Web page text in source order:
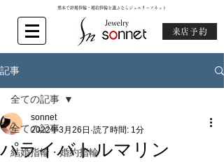
熊本で結婚指輪・婚約指輪を選ぶならジュエリーソネット
来店予約
記事
全ての記事
結婚指輪・婚約指輪
全ての記事
パライバトルマリン
sonnet
2022年3月26日 読了時間: 1分